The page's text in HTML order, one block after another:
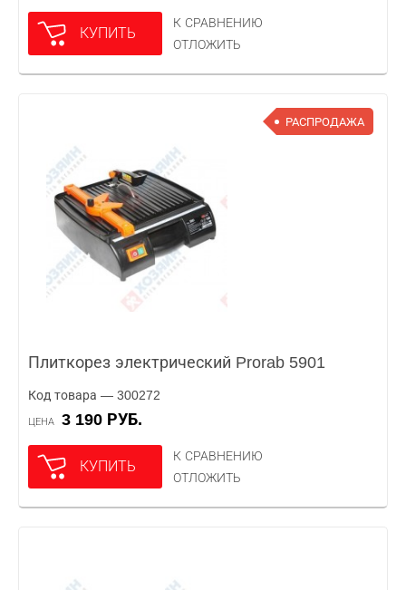
КУПИТЬ
К СРАВНЕНИЮ
ОТЛОЖИТЬ
РАСПРОДАЖА
Плиткорез электрический Prorab 5901
Код товара — 300272
ЦЕНА 3 190 РУБ.
КУПИТЬ
К СРАВНЕНИЮ
ОТЛОЖИТЬ